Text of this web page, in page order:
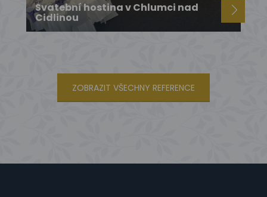
Svatební hostina v Chlumci nad
Cidlinou
ZOBRAZIT VŠECHNY REFERENCE